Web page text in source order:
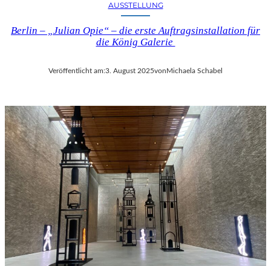
AUSSTELLUNG
Berlin – „Julian Opie“ – die erste Auftragsinstallation für
die König Galerie
Veröffentlicht am:3. August 2025vonMichaela Schabel